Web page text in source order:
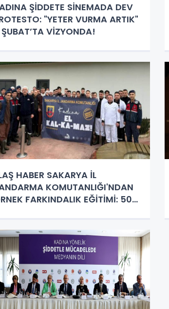
ŞİDDETE SİNEMADA DEV
"YETER VURMA ARTIK"
VİZYONDA!
HABER SAKARYA İL
KOMUTANLIĞI'NDAN
FARKINDALIK EĞİTİMİ: 505
BİLGİLENDİRME